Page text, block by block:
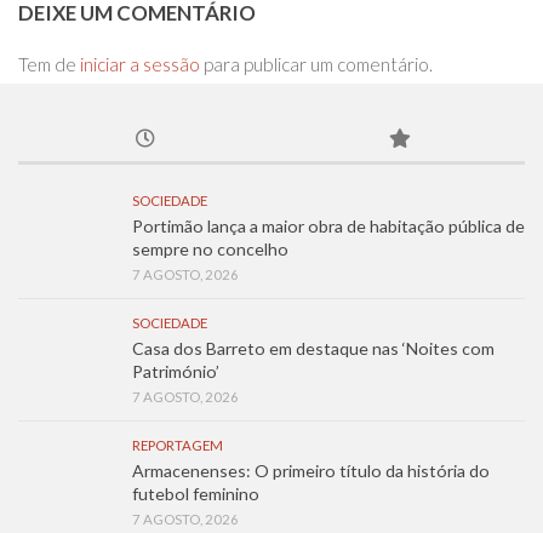
DEIXE UM COMENTÁRIO
Tem de iniciar a sessão para publicar um comentário.
SOCIEDADE
Portimão lança a maior obra de habitação pública de
sempre no concelho
7 AGOSTO, 2026
SOCIEDADE
Casa dos Barreto em destaque nas ‘Noites com
Património’
7 AGOSTO, 2026
REPORTAGEM
Armacenenses: O primeiro título da história do
futebol feminino
7 AGOSTO, 2026